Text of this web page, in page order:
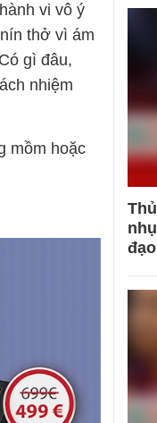
vi vô ý
thở vì ám
gì đâu,
nhiệm
mồm hoặc